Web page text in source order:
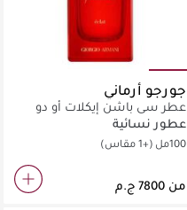
جورجو أرماني
عطر سي باشن إيكلات أو دو
بارفان
عطور نسائية
100مل (+1 مقاس)
من